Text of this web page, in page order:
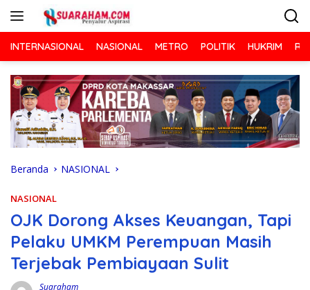
INTERNASIONAL NASIONAL METRO POLITIK HUKRIM
Beranda NASIONAL
NASIONAL
OJK Dorong Akses Keuangan, Tapi
Pelaku UMKM Perempuan Masih
Terjebak Pembiayaan Sulit
Suaraham